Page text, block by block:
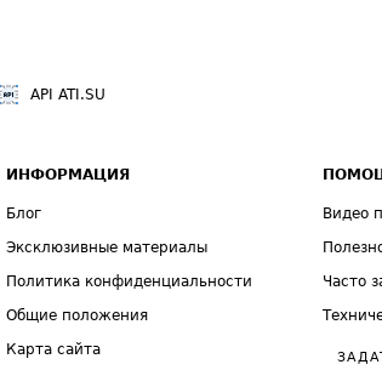
API ATI.SU
ИНФОРМАЦИЯ
Блог
Эксклюзивные материалы
Политика конфиденциальности
Общие положения
Карта сайта
Видео
Часто